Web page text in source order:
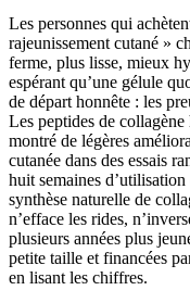
Les personnes qui
rajeunissement cutané »
ferme, plus lisse, mieux
espérant qu’une gélule
de départ honnête : les
Les peptides de
montré de légères
cutanée dans des essais
huit semaines
synthèse naturelle de
n’efface les rides,
plusieurs années plus
petite taille et financées
en lisant les chiffres.